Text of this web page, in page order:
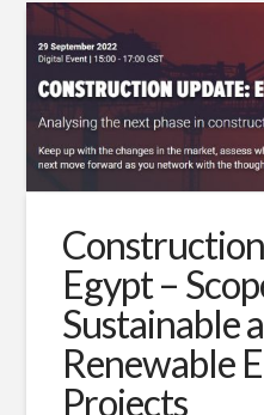
العمارة
في
التأثير
السياسي
والديني
والوجداني
على
الشعوب10.11.2022
Egypt –
Sustainable
Renewable
Projects